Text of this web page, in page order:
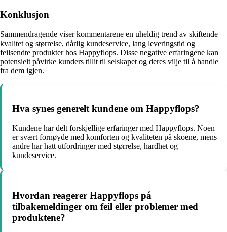
Konklusjon
Sammendragende viser kommentarene en uheldig trend av skiftende
kvalitet og størrelse, dårlig kundeservice, lang leveringstid og
feilsendte produkter hos Happyflops. Disse negative erfaringene kan
potensielt påvirke kunders tillit til selskapet og deres vilje til å handle
fra dem igjen.
Hva synes generelt kundene om Happyflops?
Kundene har delt forskjellige erfaringer med Happyflops. Noen
er svært fornøyde med komforten og kvaliteten på skoene, mens
andre har hatt utfordringer med størrelse, hardhet og
kundeservice.
Hvordan reagerer Happyflops på
tilbakemeldinger om feil eller problemer med
produktene?